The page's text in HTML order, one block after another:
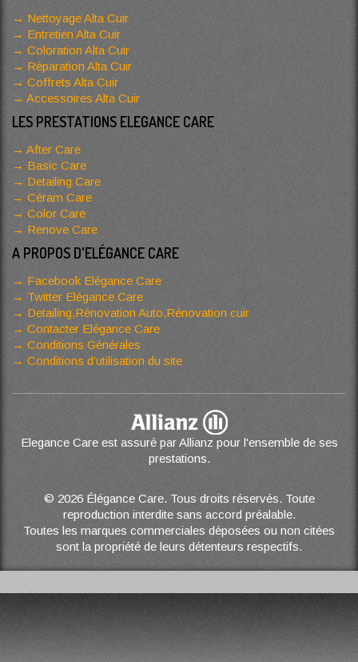
Nettoyage Alta Cuir
Entretien Alta Cuir
Coloration Alta Cuir
Réparation Alta Cuir
Coffrets Alta Cuir
Accessoires Alta Cuir
LES PRESTATIONS ELEGANCE CARE
After Care
Basic Care
Detailing Care
Céram Care
Color Care
Renove Care
A PROPOS D'ELÉGANCE CARE
Facebook Elégance Care
Twitter Elégance Care
Detailing,Rénovation Auto,Rénovation cuir
Contacter Elégance Care
Conditions Générales
Conditions d’utilisation du site
Elegance Care est assuré par Allianz pour l'ensemble de ses
prestations.
© 2026 Élégance Care. Tous droits réservés. Toute
reproduction interdite sans accord préalable.
Toutes les marques commerciales déposées ou non citées
sont la propriété de leurs détenteurs respectifs.